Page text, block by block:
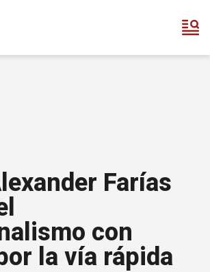
Farías
con
la vía rápida